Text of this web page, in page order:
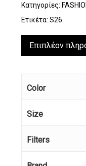
Κατηγορίες:
Ετικέτα: S26
Επιπλέον
Color
Size
Filters